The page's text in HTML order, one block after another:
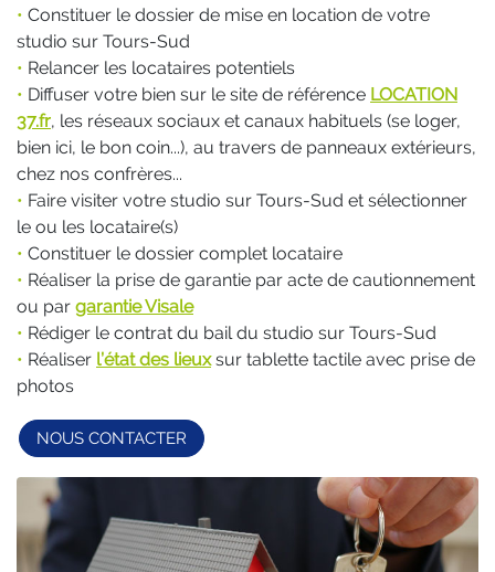
• Constituer le dossier de mise en location de votre
studio sur Tours-Sud
• Relancer les locataires potentiels
• Diffuser votre bien sur le site de référence LOCATION
37.fr, les réseaux sociaux et canaux habituels (se loger,
bien ici, le bon coin...), au travers de panneaux extérieurs,
chez nos confrères...
• Faire visiter votre studio sur Tours-Sud et sélectionner
le ou les locataire(s)
• Constituer le dossier complet locataire
• Réaliser la prise de garantie par acte de cautionnement
ou par garantie Visale
• Rédiger le contrat du bail du studio sur Tours-Sud
• Réaliser l’état des lieuxsur tablette tactile avec prise de
photos
NOUS CONTACTER